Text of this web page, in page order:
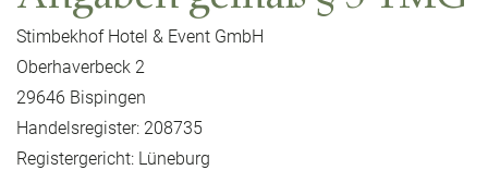
Stimbekhof Hotel & Event GmbH
Oberhaverbeck 2
29646 Bispingen
Handelsregister: 208735
Registergericht: Lüneburg